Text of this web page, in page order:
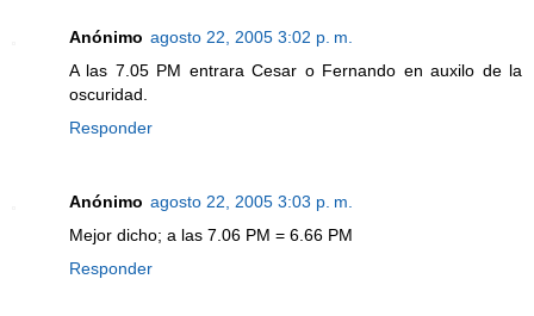
Anónimo agosto 22, 2005 3:02 p. m.
A las 7.05 PM entrara Cesar o Fernando en auxilo de la
oscuridad.
Responder
Anónimo agosto 22, 2005 3:03 p. m.
Mejor dicho; a las 7.06 PM = 6.66 PM
Responder